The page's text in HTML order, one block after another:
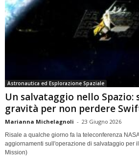
Astronautica ed Esplorazione Spaziale
Un salvataggio nello Spazio:
gravità per non perdere
Marianna Michelagnoli - 23 Giugno 2026
Risale a qualche giorno fa la teleconferenza
aggiornamenti sull'operazione di salvataggio per
Mission)